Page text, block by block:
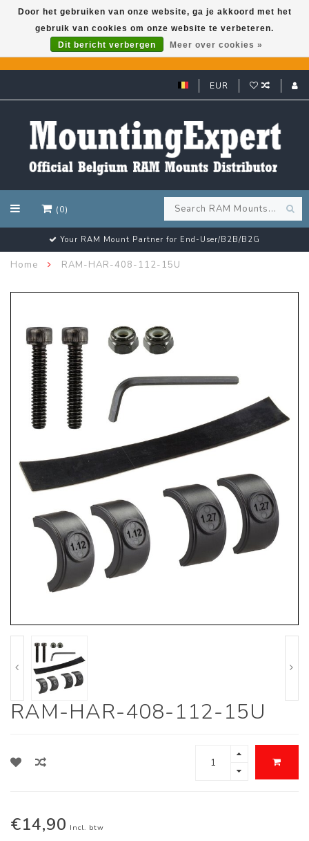
GARMIN GPS met een superkorting tot 50%? Klik hier!
EUR
(0)
Your RAM Mount Partner for End-User/B2B/B2G
Home RAM-HAR-408-112-15U
RAM-HAR-408-112-15U
€14,90 Incl. btw
Door het gebruiken van onze website, ga je akkoord met het
gebruik van cookies om onze website te verbeteren.
Dit bericht verbergen
Meer over cookies »